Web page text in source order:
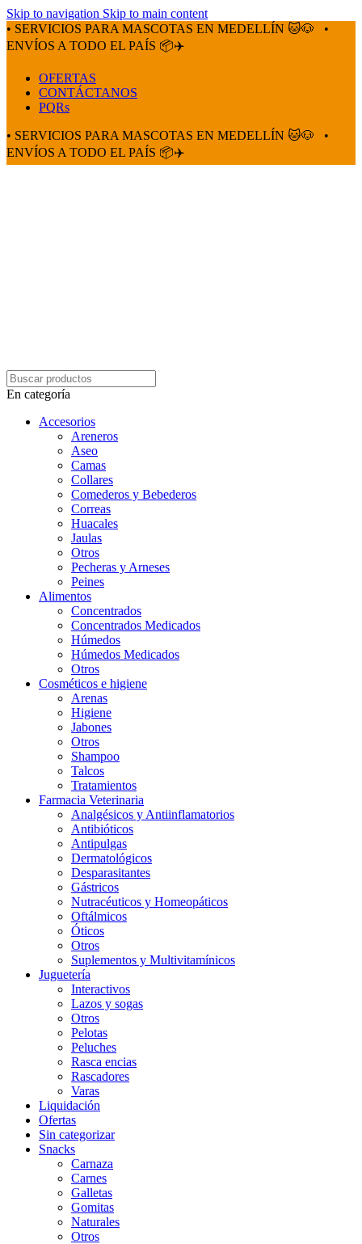
Skip to navigation Skip to main content
• SERVICIOS PARA MASCOTAS EN MEDELLÍN 🐱🐶
•
ENVÍOS A TODO EL PAÍS 📦✈️
OFERTAS
CONTÁCTANOS
PQRs
• SERVICIOS PARA MASCOTAS EN MEDELLÍN 🐱🐶
•
ENVÍOS A TODO EL PAÍS 📦✈️
En categoría
Accesorios
Areneros
Aseo
Camas
Collares
Comederos y Bebederos
Correas
Huacales
Jaulas
Otros
Pecheras y Arneses
Peines
Alimentos
Concentrados
Concentrados Medicados
Húmedos
Húmedos Medicados
Otros
Cosméticos e higiene
Arenas
Higiene
Jabones
Otros
Shampoo
Talcos
Tratamientos
Farmacia Veterinaria
Analgésicos y Antiinflamatorios
Antibióticos
Antipulgas
Dermatológicos
Desparasitantes
Gástricos
Nutracéuticos y Homeopáticos
Oftálmicos
Óticos
Otros
Suplementos y Multivitamínicos
Juguetería
Interactivos
Lazos y sogas
Otros
Pelotas
Peluches
Rasca encias
Rascadores
Varas
Liquidación
Ofertas
Sin categorizar
Snacks
Carnaza
Carnes
Galletas
Gomitas
Naturales
Otros